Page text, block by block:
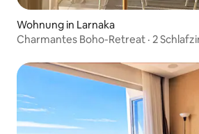
Wohnung in Larnaka
Charmantes Boho-Retreat · 2